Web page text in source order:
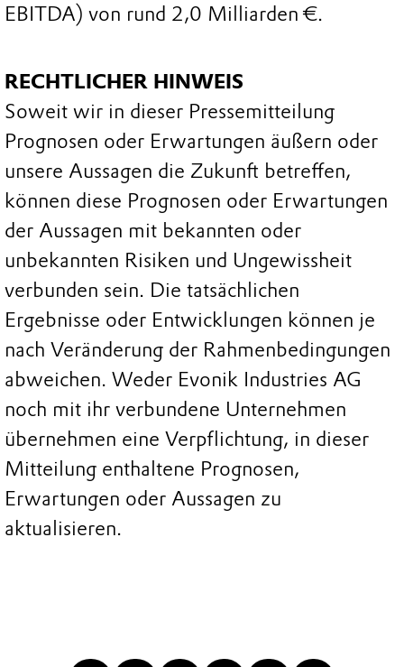
EBITDA) von rund 2,0 Milliarden €.
RECHTLICHER HINWEIS
Soweit wir in dieser Pressemitteilung
Prognosen oder Erwartungen äußern oder
unsere Aussagen die Zukunft betreffen,
können diese Prognosen oder Erwartungen
der Aussagen mit bekannten oder
unbekannten Risiken und Ungewissheit
verbunden sein. Die tatsächlichen
Ergebnisse oder Entwicklungen können je
nach Veränderung der Rahmenbedingungen
abweichen. Weder Evonik Industries AG
noch mit ihr verbundene Unternehmen
übernehmen eine Verpflichtung, in dieser
Mitteilung enthaltene Prognosen,
Erwartungen oder Aussagen zu
aktualisieren.